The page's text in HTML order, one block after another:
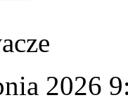
2026